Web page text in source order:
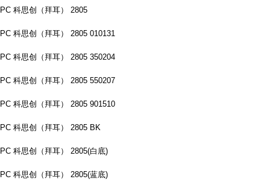
PC 科思创（拜耳） 2805
PC 科思创（拜耳） 2805 010131
PC 科思创（拜耳） 2805 350204
PC 科思创（拜耳） 2805 550207
PC 科思创（拜耳） 2805 901510
PC 科思创（拜耳） 2805 BK
PC 科思创（拜耳） 2805(白底)
PC 科思创（拜耳） 2805(蓝底)